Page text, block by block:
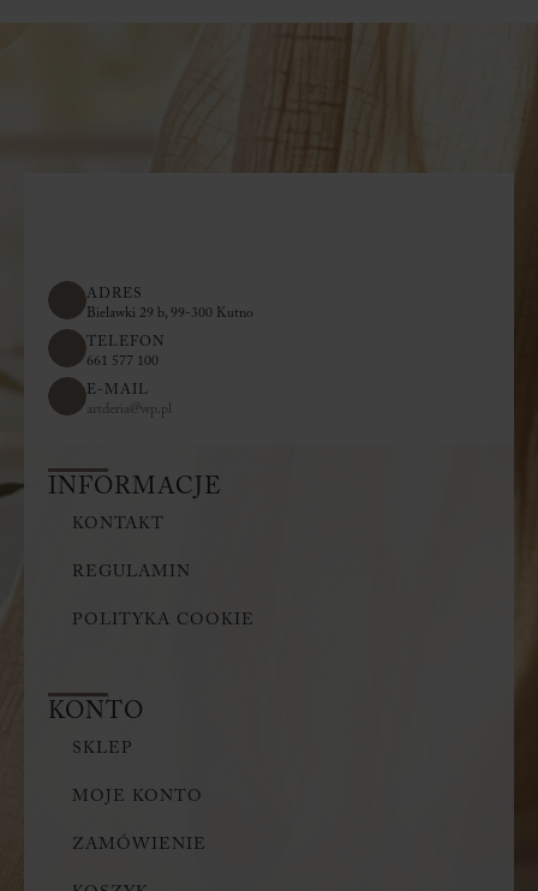
ADRES
Bielawki 29 b, 99-300 Kutno
TELEFON
661 577 100
E-MAIL
artderia@wp.pl
INFORMACJE
KONTAKT
REGULAMIN
POLITYKA COOKIE
KONTO
SKLEP
MOJE KONTO
ZAMÓWIENIE